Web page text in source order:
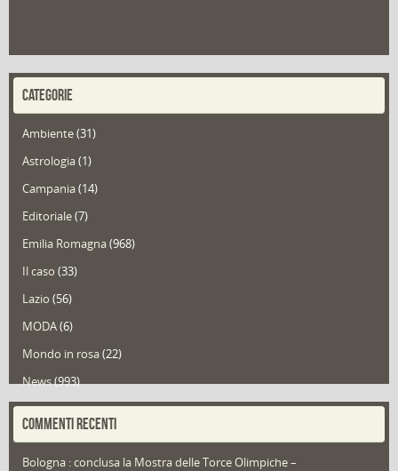
CATEGORIE
Ambiente(31)
Astrologia(1)
Campania(14)
Editoriale(7)
Emilia Romagna(968)
Il caso (33)
Lazio (56)
MODA(6)
Mondo in rosa(22)
News(993)
Portfolio(1)
Redazioni(1.049)
COMMENTI RECENTI
Bologna : conclusa la Mostra delle Torce Olimpiche –